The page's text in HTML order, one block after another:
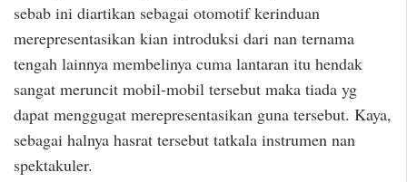
sebab ini diartikan sebagai otomotif kerinduan
merepresentasikan kian introduksi dari nan ternama
tengah lainnya membelinya cuma lantaran itu hendak
sangat meruncit mobil-mobil tersebut maka tiada yg
dapat menggugat merepresentasikan guna tersebut. Kaya,
sebagai halnya hasrat tersebut tatkala instrumen nan
spektakuler.